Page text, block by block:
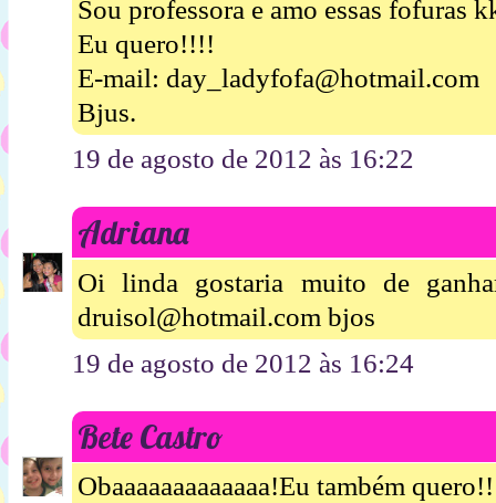
Sou professora e amo essas fofuras
Eu quero!!!!
E-mail: day_ladyfofa@hotmail.com
Bjus.
19 de agosto de 2012 às 16:22
Adriana
Oi linda gostaria muito de
druisol@hotmail.com bjos
19 de agosto de 2012 às 16:24
Bete Castro
Obaaaaaaaaaaaaa!Eu também